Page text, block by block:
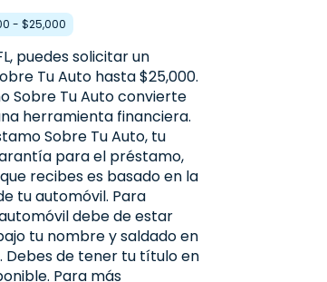
- $25,000
puedes solicitar un
Tu Auto hasta $25,000.
Sobre Tu Auto convierte
herramienta financiera.
Sobre Tu Auto, tu
para el préstamo,
recibes es basado en la
tu automóvil. Para
debe de estar
tu nombre y saldado en
Debes de tener tu título en
Para más